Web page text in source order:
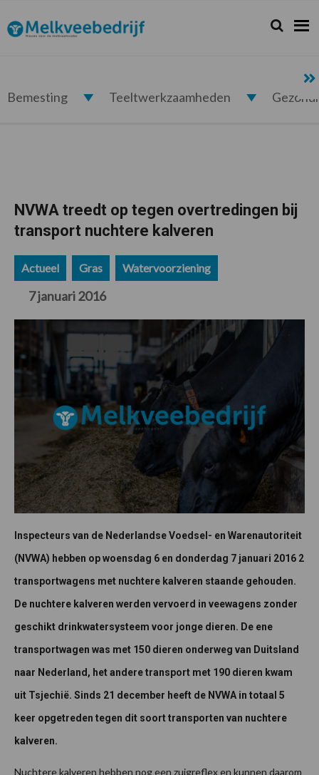
de
hoofdnavigatie
de
hoofd
de
eerste
de
voettekst
Melkveebedrijf.nl Zoeken...
Zoek
Bemesting Teeltwerkzaamheden
NVWA treedt op tegen overtredingen bij
transport nuchtere kalveren
Actueel Gras Watervoorziening
7 januari 2016
Inspecteurs van de Nederlandse Voedsel- en Warenautoriteit
(NVWA) hebben op woensdag 6 en donderdag 7 januari 2016 2
transportwagens met nuchtere kalveren staande gehouden.
De nuchtere kalveren werden vervoerd in veewagens zonder
geschikt drinkwatersysteem voor jonge dieren. De ene
transportwagen was met 150 dieren onderweg van Duitsland
naar Nederland, het andere transport met 190 dieren kwam
uit Tsjechië. Sinds 21 december heeft de NVWA in totaal 5
keer opgetreden tegen dit soort transporten van nuchtere
kalveren.
Nuchtere kalveren hebben nog een zuigreflex en kunnen daarom